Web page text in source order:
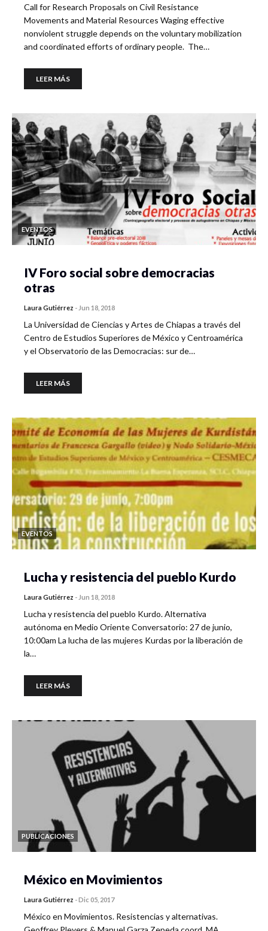
Call for Research Proposals on Civil Resistance
Movements and Material Resources Waging effective
nonviolent struggle depends on the voluntary mobilization
and coordinated efforts of ordinary people. The…
LEER MÁS
EVENTOS
IV Foro social sobre democracias
otras
Laura Gutiérrez - Jun 18, 2018
La Universidad de Ciencias y Artes de Chiapas a través del
Centro de Estudios Superiores de México y Centroamérica
y el Observatorio de las Democracias: sur de…
LEER MÁS
EVENTOS
Lucha y resistencia del pueblo Kurdo
Laura Gutiérrez - Jun 18, 2018
Lucha y resistencia del pueblo Kurdo. Alternativa
autónoma en Medio Oriente Conversatorio: 27 de junio,
10:00am La lucha de las mujeres Kurdas por la liberación de
la…
LEER MÁS
PUBLICACIONES
México en Movimientos
Laura Gutiérrez -Dic 05, 2017
México en Movimientos. Resistencias y alternativas.